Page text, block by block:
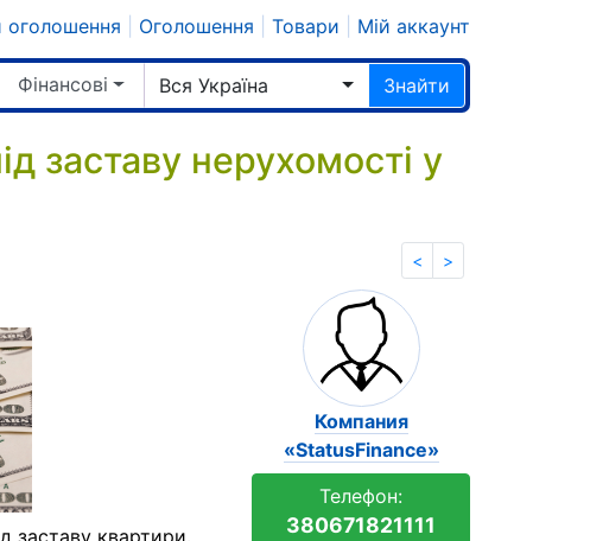
оголошення Оголошення Товари Мій аккаунт
Фінансові Вся Україна Знайти
заставу нерухомості у
< >
заставу квартири.
Компания
«StatusFinance»
Телефон:
380671821111